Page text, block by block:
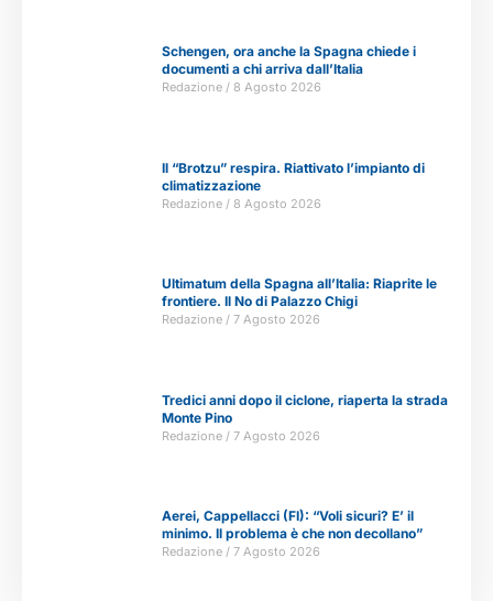
Schengen, ora anche la Spagna chiede i
documenti a chi arriva dall’Italia
Redazione 8 Agosto 2026
Il “Brotzu” respira. Riattivato l’impianto di
climatizzazione
Redazione 8 Agosto 2026
Ultimatum della Spagna all’Italia: Riaprite le
frontiere. Il No di Palazzo Chigi
Redazione 7 Agosto 2026
Tredici anni dopo il ciclone, riaperta la strada
Monte Pino
Redazione 7 Agosto 2026
Aerei, Cappellacci (FI): “Voli sicuri? E’ il
minimo. Il problema è che non decollano”
Redazione 7 Agosto 2026